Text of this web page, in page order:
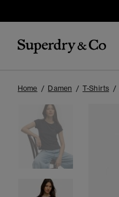
Home Damen T-Shirts